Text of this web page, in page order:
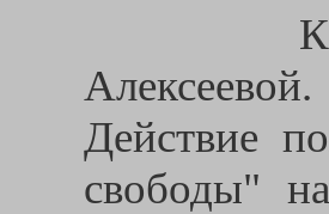
Алексеевой.
Действие
свободы"